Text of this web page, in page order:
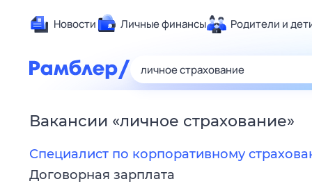
Новости Личные финансы Родители и
Спорт
Карьера
Вакансии «личное страхование»
Специалист по корпоративному
Договорная зарплата